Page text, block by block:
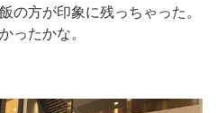
の方が印象に残っちゃった。
ったかな。